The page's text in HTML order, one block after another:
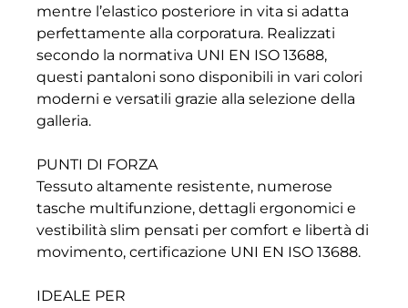
mentre l’elastico posteriore in vita si adatta
perfettamente alla corporatura. Realizzati
secondo la normativa UNI EN ISO 13688,
questi pantaloni sono disponibili in vari colori
moderni e versatili grazie alla selezione della
galleria.
PUNTI DI FORZA
Tessuto altamente resistente, numerose
tasche multifunzione, dettagli ergonomici e
vestibilità slim pensati per comfort e libertà di
movimento, certificazione UNI EN ISO 13688.
IDEALE PER